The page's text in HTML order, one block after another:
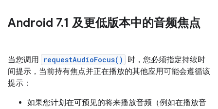
Android 7.1 及更低版本中的音频焦点
当您调用 requestAudioFocus()
时，您必须指定持续时
间提示，当前持有焦点并正在播放的其他应用可能会遵循该
提示：
如果您计划在可预见的将来播放音频（例如在播放音